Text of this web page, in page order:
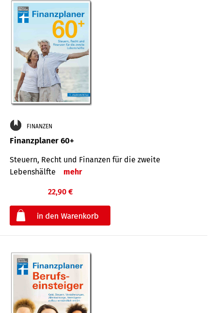
FINANZEN
Finanzplaner 60+
Steuern, Recht und Finanzen für die zweite
Lebenshälfte
mehr
22,90 €